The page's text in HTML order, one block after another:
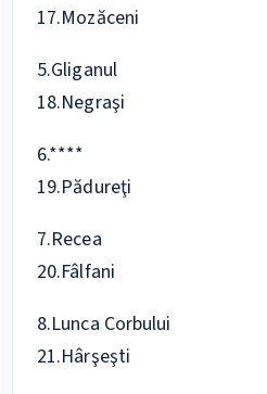
17.Mozăceni
18.Negraşi
19.Pădureţi
20.Fâlfani
8.Lunca
21.Hârşeşti